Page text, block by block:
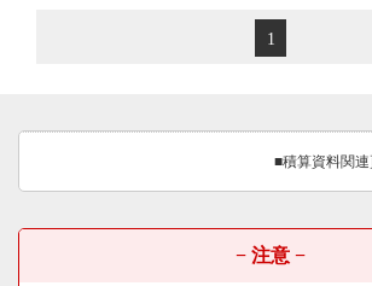
1
■積算資料関連
− 注意 −